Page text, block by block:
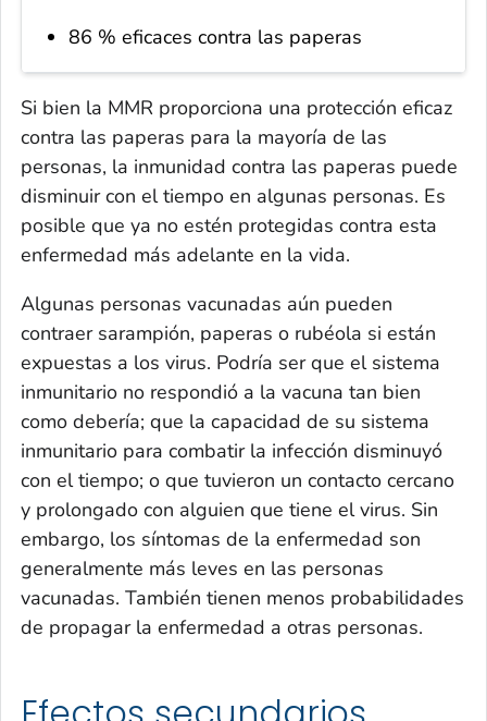
86 % eficaces contra las paperas
Si bien la MMR proporciona una protección eficaz
contra las paperas para la mayoría de las
personas, la inmunidad contra las paperas puede
disminuir con el tiempo en algunas personas. Es
posible que ya no estén protegidas contra esta
enfermedad más adelante en la vida.
Algunas personas vacunadas aún pueden
contraer sarampión, paperas o rubéola si están
expuestas a los virus. Podría ser que el sistema
inmunitario no respondió a la vacuna tan bien
como debería; que la capacidad de su sistema
inmunitario para combatir la infección disminuyó
con el tiempo; o que tuvieron un contacto cercano
y prolongado con alguien que tiene el virus. Sin
embargo, los síntomas de la enfermedad son
generalmente más leves en las personas
vacunadas. También tienen menos probabilidades
de propagar la enfermedad a otras personas.